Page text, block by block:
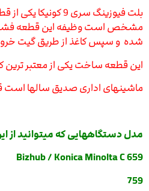
بلت فیوزینگ سری
مشخص است وظیفه این قطعه فشار
شده و سپس کاغذ از طریق گیت
این قطعه ساخت یکی از معتبر ترین
ماشینهای اداری صدیق سالها است
مدل دستگاههایی که میتوانید از
Bizhub / Konica Minolta C 659
759